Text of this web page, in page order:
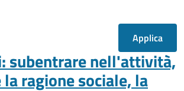
subentrare nell'attività,
ragione sociale, la